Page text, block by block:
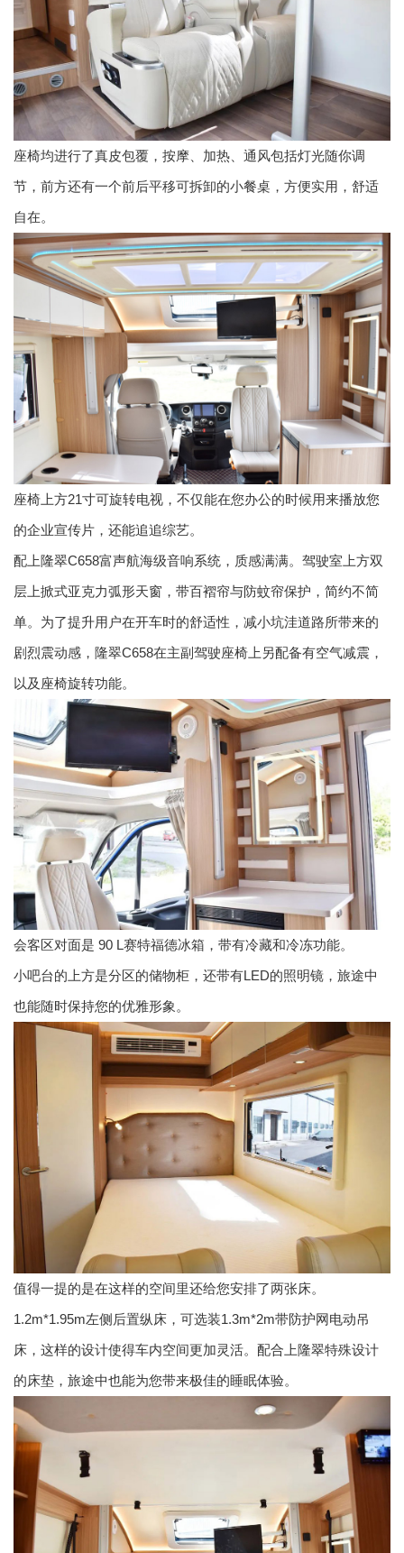
座椅均进行了真皮包覆，按摩、加热、通风包括灯光随你调
节，前方还有一个前后平移可拆卸的小餐桌，方便实用，舒适
自在。
座椅上方21寸可旋转电视，不仅能在您办公的时候用来播放您
的企业宣传片，还能追追综艺。
配上隆翠C658富声航海级音响系统，质感满满。驾驶室上方双
层上掀式亚克力弧形天窗，带百褶帘与防蚊帘保护，简约不简
单。为了提升用户在开车时的舒适性，减小坑洼道路所带来的
剧烈震动感，隆翠C658在主副驾驶座椅上另配备有空气减震，
以及座椅旋转功能。
会客区对面是 90 L赛特福德冰箱，带有冷藏和冷冻功能。
小吧台的上方是分区的储物柜，还带有LED的照明镜，旅途中
也能随时保持您的优雅形象。
值得一提的是在这样的空间里还给您安排了两张床。
1.2m*1.95m左侧后置纵床，可选装1.3m*2m带防护网电动吊
床，这样的设计使得车内空间更加灵活。配合上隆翠特殊设计
的床垫，旅途中也能为您带来极佳的睡眠体验。